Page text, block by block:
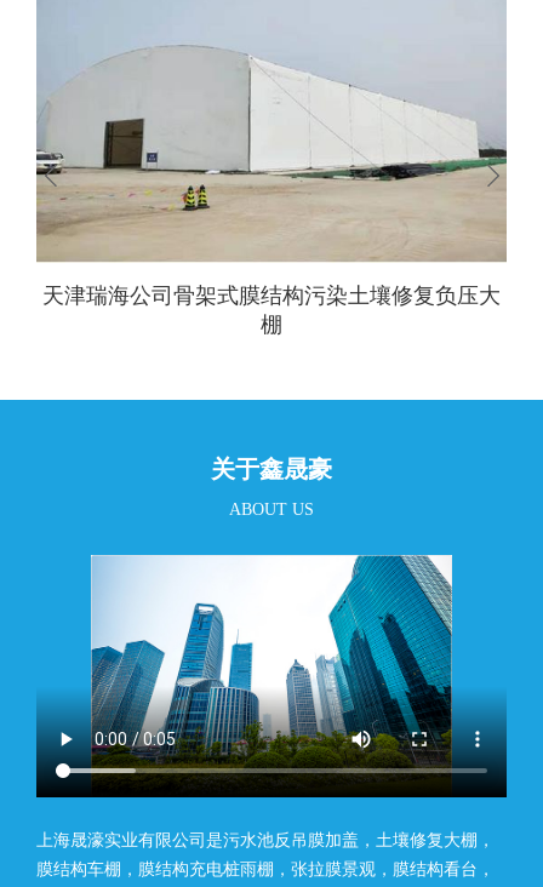
句容福利院景观膜结构
关于鑫晟豪
ABOUT US
上海晟濠实业有限公司是污水池反吊膜加盖，土壤修复大棚，
膜结构车棚，膜结构充电桩雨棚，张拉膜景观，膜结构看台，